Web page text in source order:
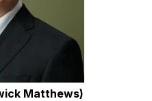
Matthews)